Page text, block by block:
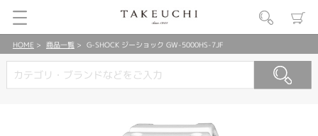
HOME 商品一覧 G-SHOCK ジーショック GW-5000HS-7JF